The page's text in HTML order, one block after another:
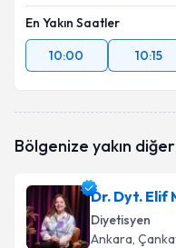
En Yakın Saatler
10:00
10:15
Bölgenize yakın
Dr. Dyt. Elif
Diyetisyen
Ankara,